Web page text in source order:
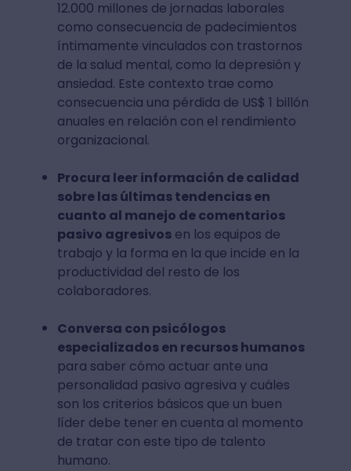
12.000 millones de jornadas laborales
como consecuencia de padecimientos
íntimamente vinculados con trastornos
de la salud mental, como la depresión y
ansiedad. Este contexto trae como
consecuencia una pérdida de US$ 1 billón
anuales en relación con el rendimiento
organizacional.
Procura leer información de calidad
sobre las últimas tendencias en
cuanto al manejo de comentarios
pasivo agresivosen los equipos de
trabajo y la forma en la que incide en la
productividad del resto de los
colaboradores.
Conversa con psicólogos
especializados en recursos humanos
para saber cómo actuar ante una
personalidad pasivo agresiva y cuáles
son los criterios básicos que un buen
líder debe tener en cuenta al momento
de tratar con este tipo de talento
humano.